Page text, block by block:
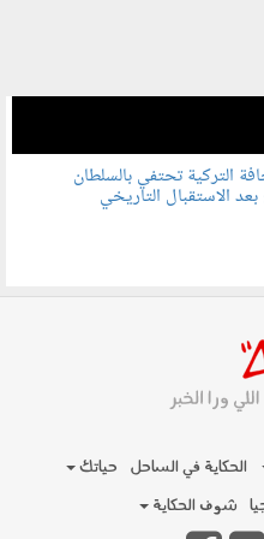
التركية تحتفي بالسلطان
الاستقبال التاريخي
الحكاية في الساحل
حياتك
شوف الحكاية